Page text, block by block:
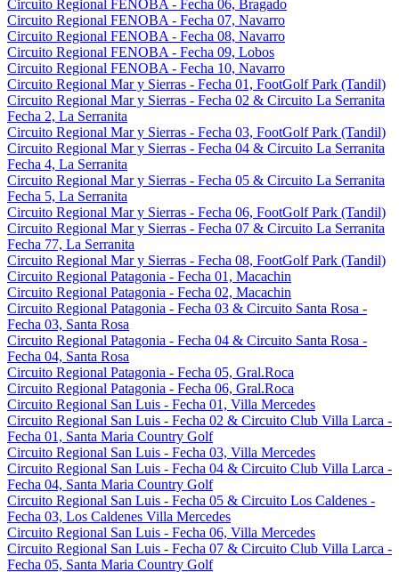
Circuito Regional FENOBA - Fecha 06, Bragado
Circuito Regional FENOBA - Fecha 07, Navarro
Circuito Regional FENOBA - Fecha 08, Navarro
Circuito Regional FENOBA - Fecha 09, Lobos
Circuito Regional FENOBA - Fecha 10, Navarro
Circuito Regional Mar y Sierras - Fecha 01, FootGolf Park (Tandil)
Circuito Regional Mar y Sierras - Fecha 02 & Circuito La Serranita
Fecha 2, La Serranita
Circuito Regional Mar y Sierras - Fecha 03, FootGolf Park (Tandil)
Circuito Regional Mar y Sierras - Fecha 04 & Circuito La Serranita
Fecha 4, La Serranita
Circuito Regional Mar y Sierras - Fecha 05 & Circuito La Serranita
Fecha 5, La Serranita
Circuito Regional Mar y Sierras - Fecha 06, FootGolf Park (Tandil)
Circuito Regional Mar y Sierras - Fecha 07 & Circuito La Serranita
Fecha 77, La Serranita
Circuito Regional Mar y Sierras - Fecha 08, FootGolf Park (Tandil)
Circuito Regional Patagonia - Fecha 01, Macachin
Circuito Regional Patagonia - Fecha 02, Macachin
Circuito Regional Patagonia - Fecha 03 & Circuito Santa Rosa -
Fecha 03, Santa Rosa
Circuito Regional Patagonia - Fecha 04 & Circuito Santa Rosa -
Fecha 04, Santa Rosa
Circuito Regional Patagonia - Fecha 05, Gral.Roca
Circuito Regional Patagonia - Fecha 06, Gral.Roca
Circuito Regional San Luis - Fecha 01, Villa Mercedes
Circuito Regional San Luis - Fecha 02 & Circuito Club Villa Larca -
Fecha 01, Santa Maria Country Golf
Circuito Regional San Luis - Fecha 03, Villa Mercedes
Circuito Regional San Luis - Fecha 04 & Circuito Club Villa Larca -
Fecha 04, Santa Maria Country Golf
Circuito Regional San Luis - Fecha 05 & Circuito Los Caldenes -
Fecha 03, Los Caldenes Villa Mercedes
Circuito Regional San Luis - Fecha 06, Villa Mercedes
Circuito Regional San Luis - Fecha 07 & Circuito Club Villa Larca -
Fecha 05, Santa Maria Country Golf